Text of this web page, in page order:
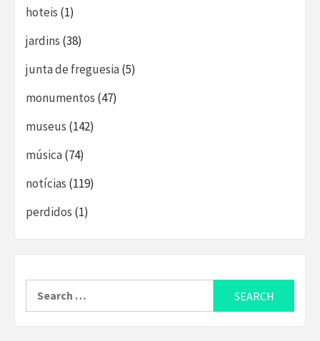
hoteis (1)
jardins (38)
junta de freguesia(5)
monumentos (47)
museus (142)
música(74)
notícias (119)
perdidos (1)